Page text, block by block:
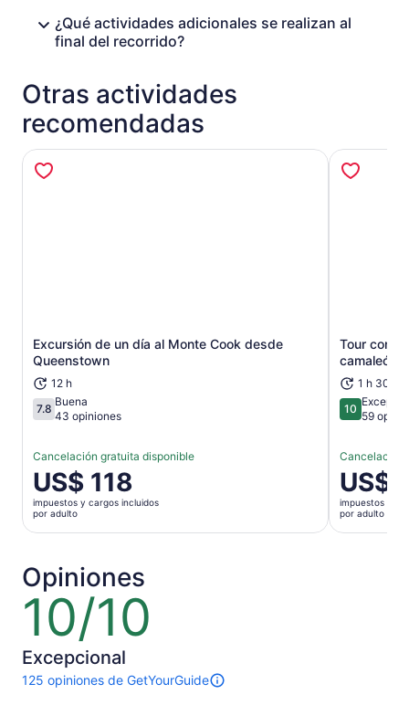
¿Qué actividades adicionales se realizan al
final del recorrido?
Otras actividades
recomendadas
Excursión de un día al Monte Cook desde
Queenstown
12 h
7.87.8 de 10
Buena
43 opiniones
Cancelación gratuita disponible
El
precio
es
de
por
adulto
US$ 118
impuestos y cargos incluidos
por adulto
Se abrirá en una nueva pestaña
Tour
camaleón
1 h 30 m
1010 de 10
59
Cancelación
El
precio
es
de
US$
impuestos y
por adulto
Opiniones
10/10
10
10
Excepcional
125 opiniones de GetYourGuide
125